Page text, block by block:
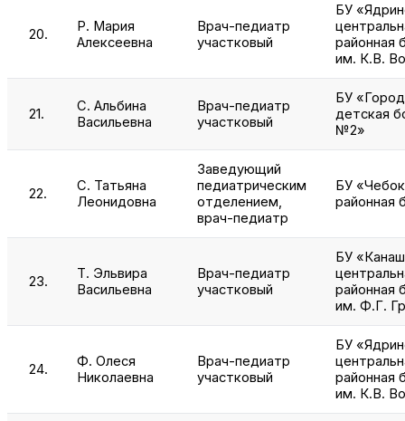
20.
Р. Мария
Алексеевна
Врач-педиатр
участковый
БУ
районная
им. К.В.
21.
С. Альбина
Васильевна
Врач-педиатр
участковый
БУ
детская
№2»
22.
С. Татьяна
Леонидовна
Заведующий
педиатрическим
отделением,
врач-педиатр
БУ
районная
23.
Т. Эльвира
Васильевна
Врач-педиатр
участковый
БУ
районная
им. Ф.Г.
24.
Ф. Олеся
Николаевна
Врач-педиатр
участковый
БУ
районная
им. К.В.